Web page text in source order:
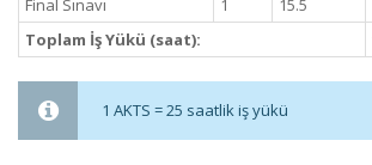
Final Sınavı 1 15.5
Toplam İş Yükü (saat):
1 AKTS = 25 saatlik iş yükü